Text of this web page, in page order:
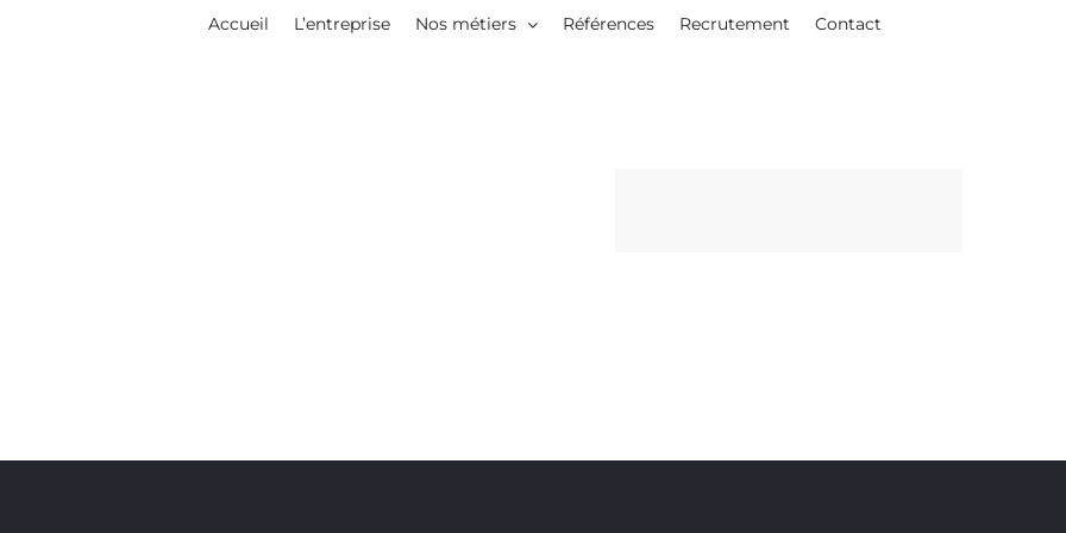
Accueil L’entreprise Nos métiers Références Recrutement Contact